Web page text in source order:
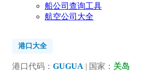
船公司查询工具
航空公司大全
港口大全
港口代码： GUGUA | 国家： 关岛